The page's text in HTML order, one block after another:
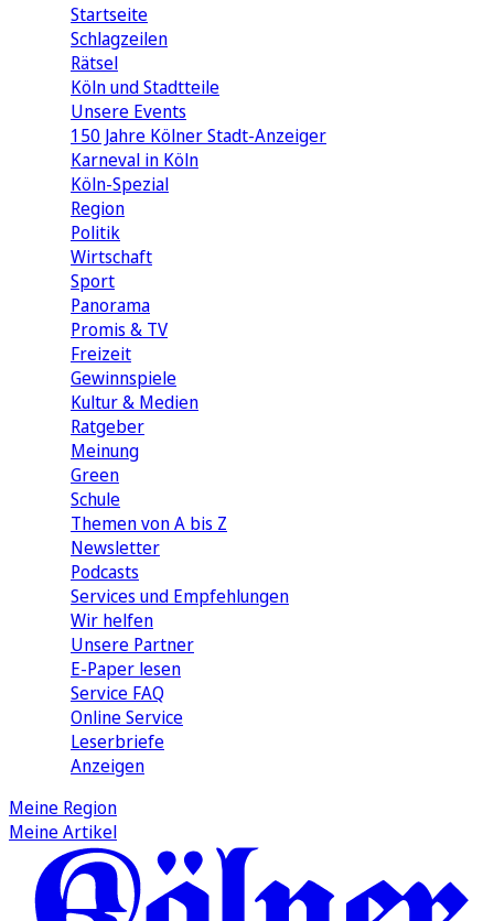
Startseite
Schlagzeilen
Rätsel
Köln und Stadtteile
Unsere Events
150 Jahre Kölner Stadt-Anzeiger
Karneval in Köln
Köln-Spezial
Region
Politik
Wirtschaft
Sport
Panorama
Promis & TV
Freizeit
Gewinnspiele
Kultur & Medien
Ratgeber
Meinung
Green
Schule
Themen von A bis Z
Newsletter
Podcasts
Services und Empfehlungen
Wir helfen
Unsere Partner
E-Paper lesen
Service FAQ
Online Service
Leserbriefe
Anzeigen
Meine Region
Meine Artikel